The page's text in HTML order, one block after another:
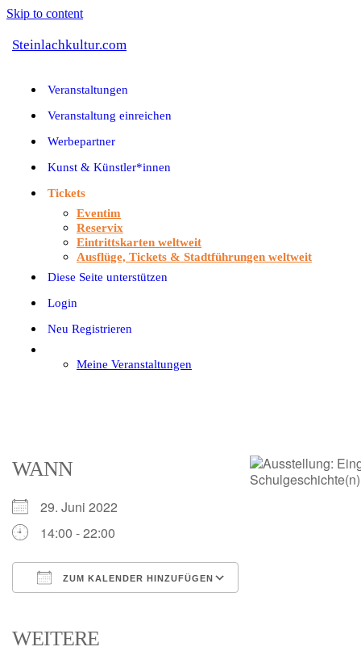
Skip to content
Steinlachkultur.com
Veranstaltungen
Veranstaltung einreichen
Werbepartner
Kunst & Künstler*innen
Tickets
Eventim
Reservix
Eintrittskarten weltweit
Ausflüge, Tickets & Stadtführungen weltweit
Diese Seite unterstützen
Login
Neu Registrieren
Meine Veranstaltungen
WANN
29. Juni 2022
14:00 - 22:00
ZUM KALENDER HINZUFÜGEN
WEITERE